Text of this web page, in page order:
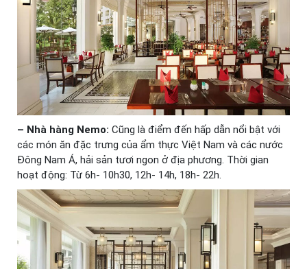
– Nhà hàng Nemo: Cũng là điểm đến hấp dẫn nổi bật với
các món ăn đặc trưng của ẩm thực Việt Nam và các nước
Đông Nam Á, hải sản tươi ngon ở địa phương. Thời gian
hoạt động: Từ 6h- 10h30, 12h- 14h, 18h- 22h.